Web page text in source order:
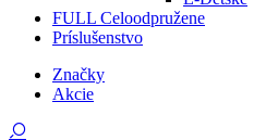
FULL Celoodpružene
Príslušenstvo
Značky
Akcie